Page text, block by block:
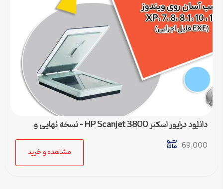
دانلود درایور اسکنر HP Scanjet 3800 – نسخه نهایی و
سازگار با تمام ویندوزها
69,000
مشاهده و خرید